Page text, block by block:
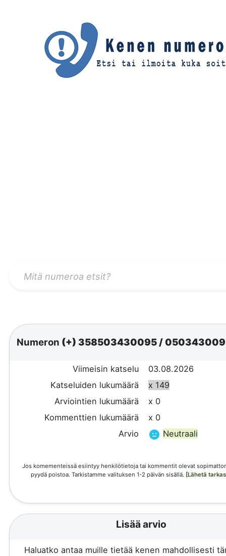
Numeron (+) 358503430095/
Viimeisin katselu
03.08.2026
Katseluiden lukumäärä
x 149
Arviointien lukumäärä
x 0
Kommenttien lukumäärä
x 0
Arvio
Neutraali
Jos komementeissä esiintyy henkilötietoja tai kommentit olevat
pyydä poistoa. Tarkistamme valituksen 1-2 päivän sisällä. [Lähetä
Lisää arvio
Haluatko antaa muille tietää kenen mahdollisesti